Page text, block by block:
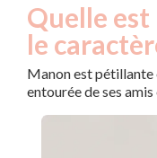
Quelle
le
Manon est pétillante
entourée de ses